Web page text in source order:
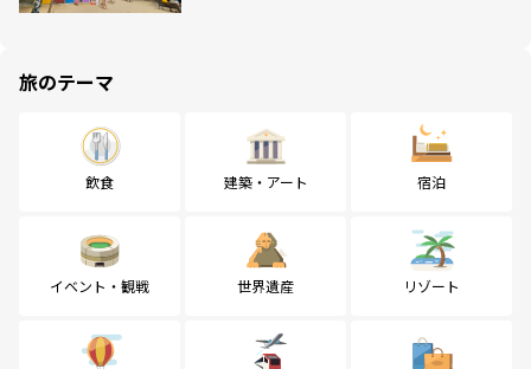
旅のテーマ
飲食 建築・アート 宿泊
イベント・観戦 世界遺産 リゾート